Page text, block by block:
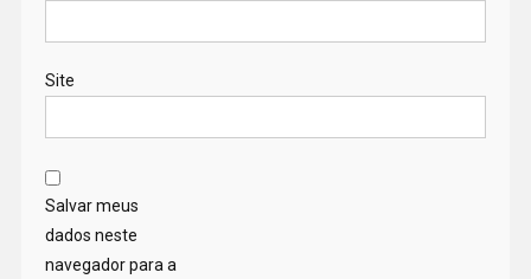
Site
Salvar meus
dados neste
navegador para a